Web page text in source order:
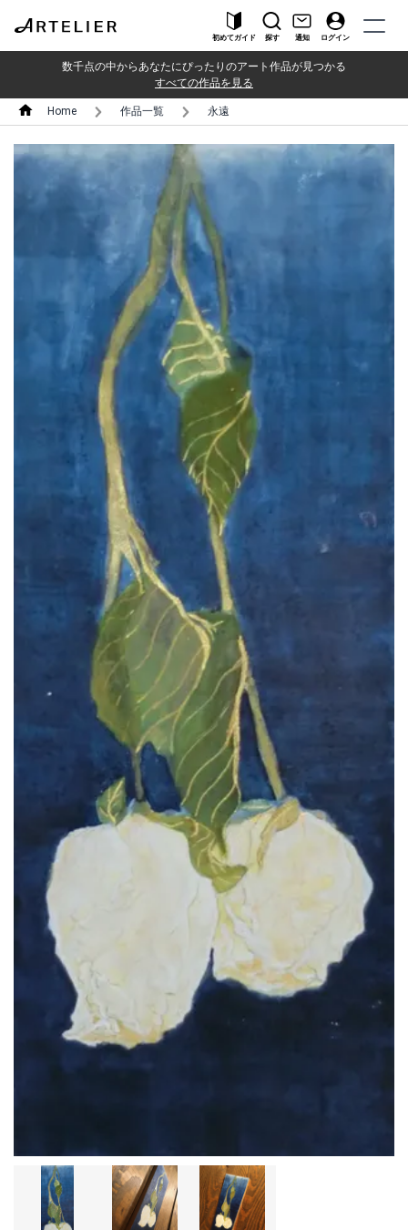
初めてガイド 探す 通知 ログイン
数千点の中からあなたにぴったりのアート作品が見つかる
すべての作品を見る
Home 作品一覧 永遠